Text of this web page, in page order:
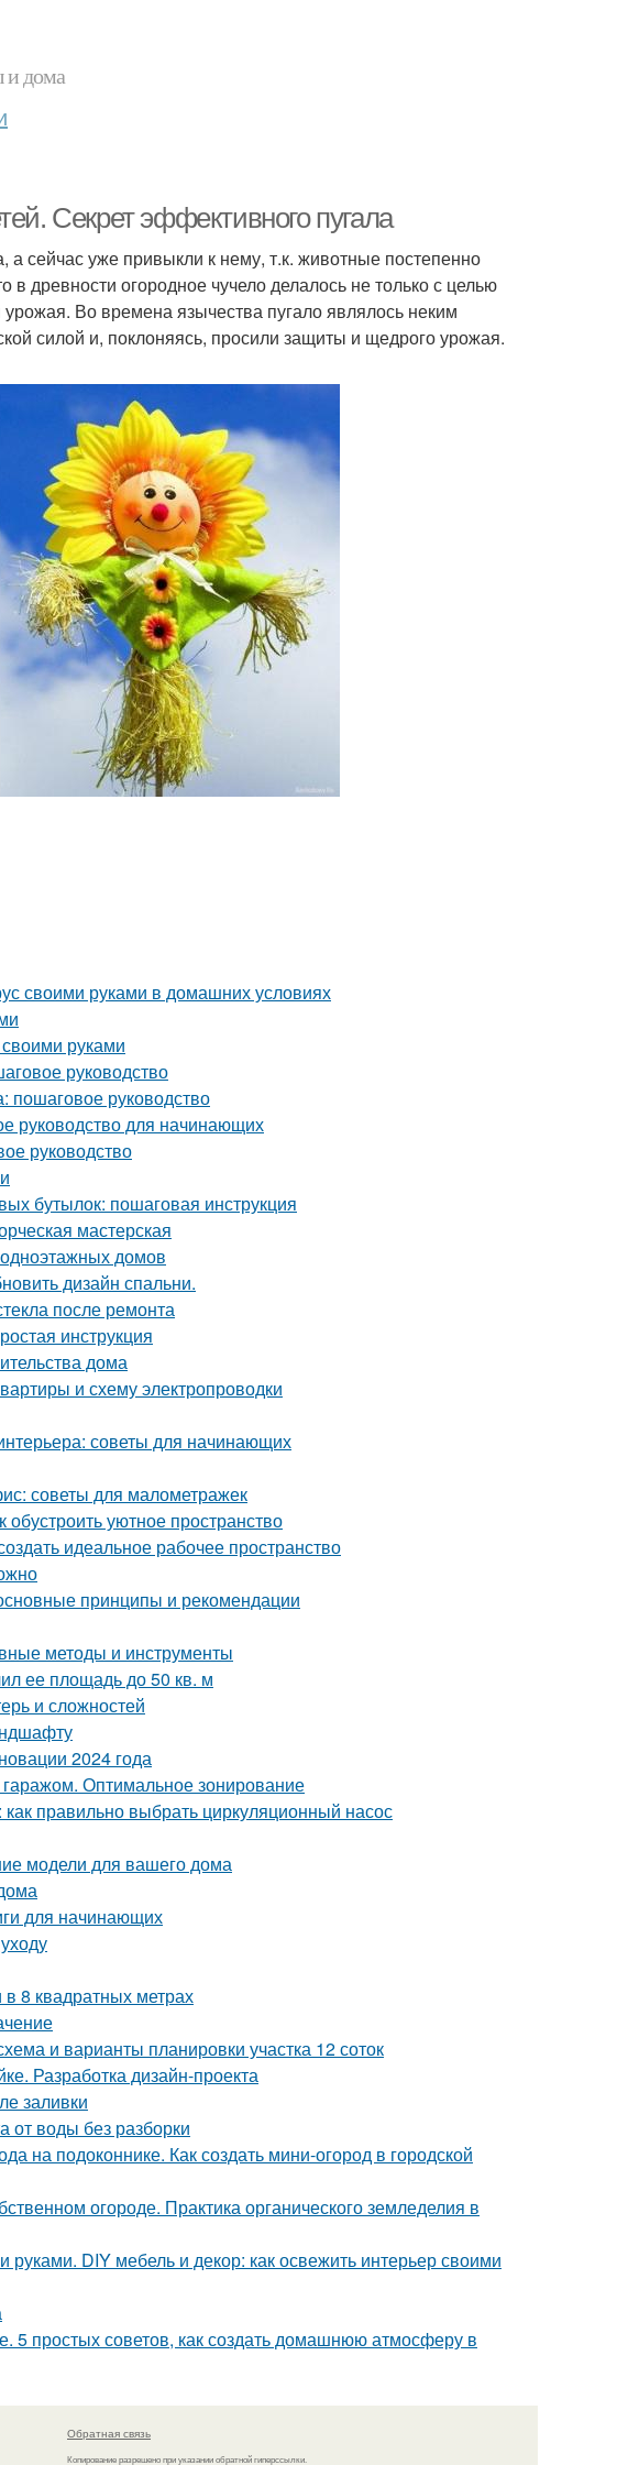
и дома
Секрет эффективного пугала
сейчас уже привыкли к нему, т.к. животные постепенно
древности огородное чучело делалось не только с целью
Во времена язычества пугало являлось неким
силой и, поклоняясь, просили защиты и щедрого урожая.
своими руками в домашних условиях
руками
руководство
пошаговое руководство
руководство для начинающих
руководство
бутылок: пошаговая инструкция
мастерская
домов
дизайн спальни.
после ремонта
инструкция
дома
и схему электропроводки
советы для начинающих
советы для малометражек
уютное пространство
идеальное рабочее пространство
принципы и рекомендации
методы и инструменты
ее площадь до 50 кв. м
и сложностей
2024 года
Оптимальное зонирование
правильно выбрать циркуляционный насос
модели для вашего дома
для начинающих
8 квадратных метрах
и варианты планировки участка 12 соток
Разработка дизайн-проекта
заливки
от воды без разборки
на подоконнике. Как создать мини-огород в городской
огороде. Практика органического земледелия в
руками. DIY мебель и декор: как освежить интерьер своими
5 простых советов, как создать домашнюю атмосферу в
Обратная связь
Копирование разрешено при указании обратной гиперссылки.